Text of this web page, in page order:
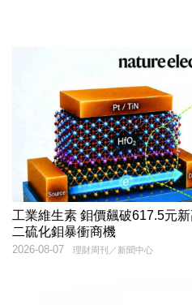
工業維生素 鉬價飆破617.5元
二硫化鉬暴衝商機
理財周刊／新聞中心
2026-08-07